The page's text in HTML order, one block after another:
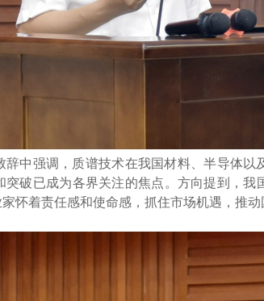
中强调，质谱技术在我国材料、半导体
突破已成为各界关注的焦点。方向提到，
怀着责任感和使命感，抓住市场机遇，推动